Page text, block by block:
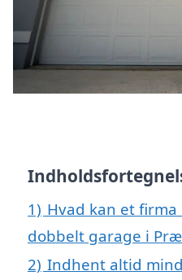
1) Hvad kan et firma
dobbelt garage i
2) Indhent altid